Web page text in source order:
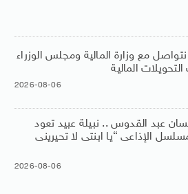
مع وزارة المالية ومجلس الوزراء
المالية
2026-08-06
عبد القدوس .. نبيلة عبيد تعود
الإذاعى “يا ابنتى لا تحيرينى
2026-08-06